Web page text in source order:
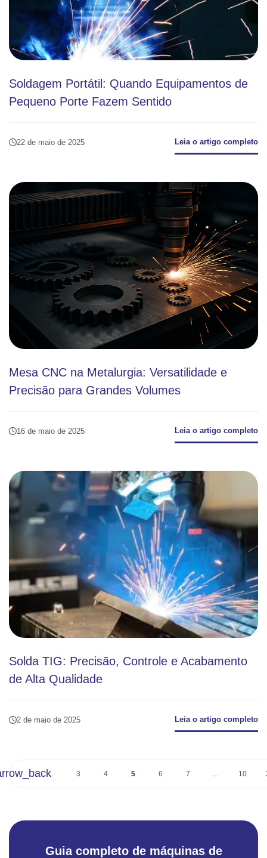
Soldagem Portátil: Quando Equipamentos de
Pequeno Porte Fazem Sentido
22 de maio de 2025 Leia o artigo completo
Mesa CNC na Metalurgia: Versatilidade e
Precisão para Grandes Volumes
16 de maio de 2025 Leia o artigo completo
Solda TIG: Precisão, Controle e Acabamento
de Alta Qualidade
2 de maio de 2025 Leia o artigo completo
... 3 4 5 6 7 10
Guia completo de máquinas de